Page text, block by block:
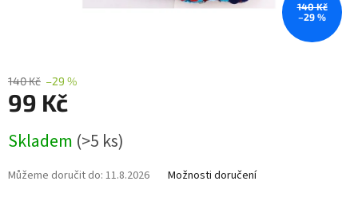
140 Kč
–29 %
140 Kč –29 %
99 Kč
cena:
Skladem (>5 ks)
Můžeme doručit do: 11.8.2026 Možnosti doručení